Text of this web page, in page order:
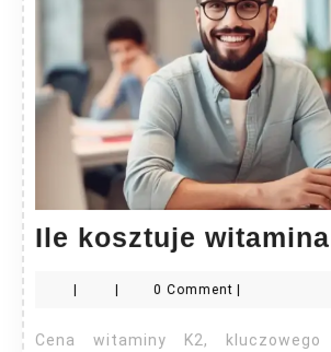
Ile kosztuje
0 Comment
Cena witaminy K2, kluczowego składnika dla